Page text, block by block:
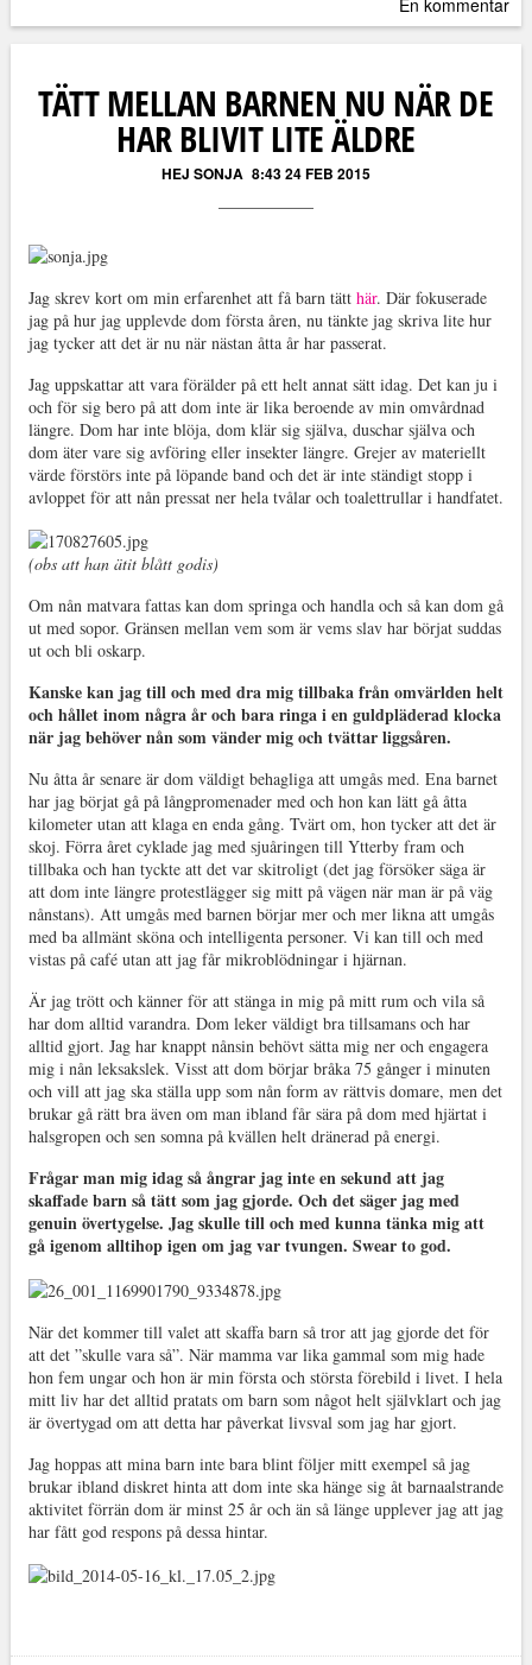
TÄTT MELLAN BARNEN NU NÄR DE
HAR BLIVIT LITE ÄLDRE
HEJ SONJA 8:43 24 FEB 2015
Jag skrev kort om min erfarenhet att få barn tätt här. Där fokuserade
jag på hur jag upplevde dom första åren, nu tänkte jag skriva lite hur
jag tycker att det är nu när nästan åtta år har passerat.
Jag uppskattar att vara förälder på ett helt annat sätt idag. Det kan ju i
och för sig bero på att dom inte är lika beroende av min omvårdnad
längre. Dom har inte blöja, dom klär sig själva, duschar själva och
dom äter vare sig avföring eller insekter längre. Grejer av materiellt
värde förstörs inte på löpande band och det är inte ständigt stopp i
avloppet för att nån pressat ner hela tvålar och toalettrullar i handfatet.
(obs att han ätit blått godis)
Om nån matvara fattas kan dom springa och handla och så kan dom gå
ut med sopor. Gränsen mellan vem som är vems slav har börjat suddas
ut och bli oskarp.
Kanske kan jag till och med dra mig tillbaka från omvärlden helt
och hållet inom några år och bara ringa i en guldpläderad klocka
när jag behöver nån som vänder mig och tvättar liggsåren.
Nu åtta år senare är dom väldigt behagliga att umgås med. Ena barnet
har jag börjat gå på långpromenader med och hon kan lätt gå åtta
kilometer utan att klaga en enda gång. Tvärt om, hon tycker att det är
skoj. Förra året cyklade jag med sjuåringen till Ytterby fram och
tillbaka och han tyckte att det var skitroligt (det jag försöker säga är
att dom inte längre protestlägger sig mitt på vägen när man är på väg
nånstans). Att umgås med barnen börjar mer och mer likna att umgås
med ba allmänt sköna och intelligenta personer. Vi kan till och med
vistas på café utan att jag får mikroblödningar i hjärnan.
Är jag trött och känner för att stänga in mig på mitt rum och vila så
har dom alltid varandra. Dom leker väldigt bra tillsamans och har
alltid gjort. Jag har knappt nånsin behövt sätta mig ner och engagera
mig i nån leksakslek. Visst att dom börjar bråka 75 gånger i minuten
och vill att jag ska ställa upp som nån form av rättvis domare, men det
brukar gå rätt bra även om man ibland får sära på dom med hjärtat i
halsgropen och sen somna på kvällen helt dränerad på energi.
Frågar man mig idag så ångrar jag inte en sekund att jag
skaffade barn så tätt som jag gjorde. Och det säger jag med
genuin övertygelse. Jag skulle till och med kunna tänka mig att
gå igenom alltihop igen om jag var tvungen. Swear to god.
När det kommer till valet att skaffa barn så tror att jag gjorde det för
att det ”skulle vara så”. När mamma var lika gammal som mig hade
hon fem ungar och hon är min första och största förebild i livet. I hela
mitt liv har det alltid pratats om barn som något helt självklart och jag
är övertygad om att detta har påverkat livsval som jag har gjort.
Jag hoppas att mina barn inte bara blint följer mitt exempel så jag
brukar ibland diskret hinta att dom inte ska hänge sig åt barnaalstrande
aktivitet förrän dom är minst 25 år och än så länge upplever jag att jag
har fått god respons på dessa hintar.